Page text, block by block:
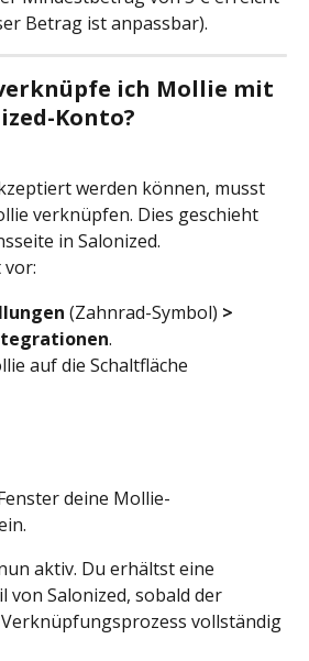
Betrag ist anpassbar).
ich Mollie mit
Konto?
werden können, musst
verknüpfen. Dies geschieht
in Salonized.
vor:
(Zahnrad-Symbol) >
.
auf die Schaltfläche
deine Mollie-
aktiv. Du erhältst eine
von Salonized, sobald der
vollständig